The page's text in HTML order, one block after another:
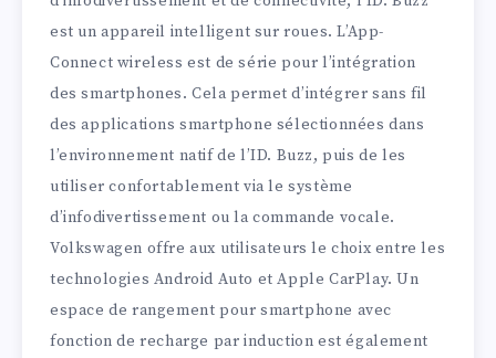
est un appareil intelligent sur roues. L’App-
Connect wireless est de série pour l’intégration
des smartphones. Cela permet d’intégrer sans fil
des applications smartphone sélectionnées dans
l’environnement natif de l’ID. Buzz, puis de les
utiliser confortablement via le système
d’infodivertissement ou la commande vocale.
Volkswagen offre aux utilisateurs le choix entre les
technologies Android Auto et Apple CarPlay. Un
espace de rangement pour smartphone avec
fonction de recharge par induction est également